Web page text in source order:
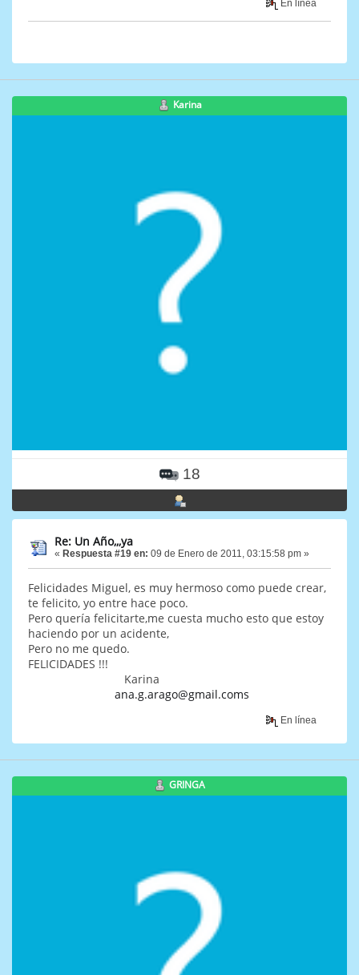
En línea
Karina
18
Re: Un Año,,,ya
« Respuesta #19 en: 09 de Enero de 2011, 03:15:58 pm »
Felicidades Miguel, es muy hermoso como puede crear,
te felicito, yo entre hace poco.
Pero quería felicitarte,me cuesta mucho esto que estoy
haciendo por un acidente,
Pero no me quedo.
FELICIDADES !!!
Karina
ana.g.arago@gmail.coms
En línea
GRINGA